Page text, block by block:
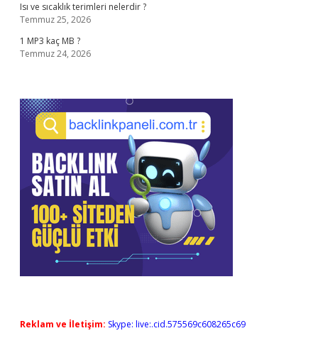
Isı ve sıcaklık terimleri nelerdir ?
Temmuz 25, 2026
1 MP3 kaç MB ?
Temmuz 24, 2026
Reklam ve İletişim: Skype: live:.cid.575569c608265c69